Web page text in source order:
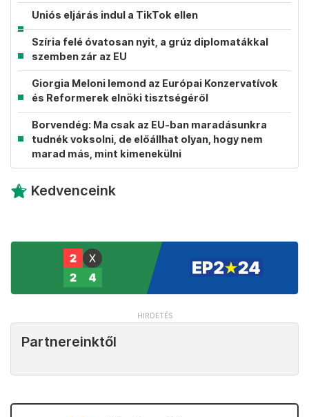
Uniós eljárás indul a TikTok ellen
Szíria felé óvatosan nyit, a grúz diplomatákkal
szemben zár az EU
Giorgia Meloni lemond az Európai Konzervatívok
és Reformerek elnöki tisztségéről
Borvendég: Ma csak az EU-ban maradásunkra
tudnék voksolni, de előállhat olyan, hogy nem
marad más, mint kimenekülni
Kedvenceink
Partnereinktől